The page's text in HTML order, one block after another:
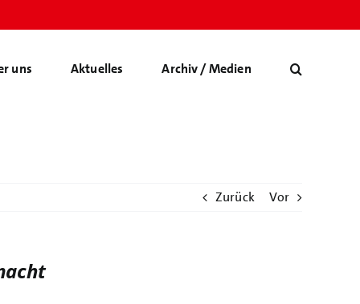
uns Aktuelles Archiv / Medien
Zurück Vor